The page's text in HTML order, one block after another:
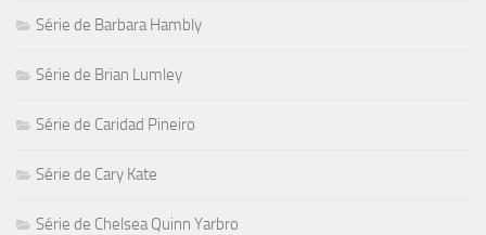
Série de Barbara Hambly
Série de Brian Lumley
Série de Caridad Pineiro
Série de Cary Kate
Série de Chelsea Quinn Yarbro